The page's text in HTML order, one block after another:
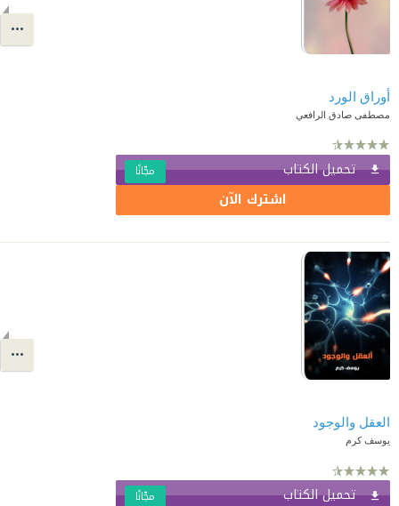
أوراق الورد
مصطفى صادق الرافعي
تحميل الكتاب مجّانًا
اشترك الآن
العقل والوجود
يوسف كرم
تحميل الكتاب مجّانًا